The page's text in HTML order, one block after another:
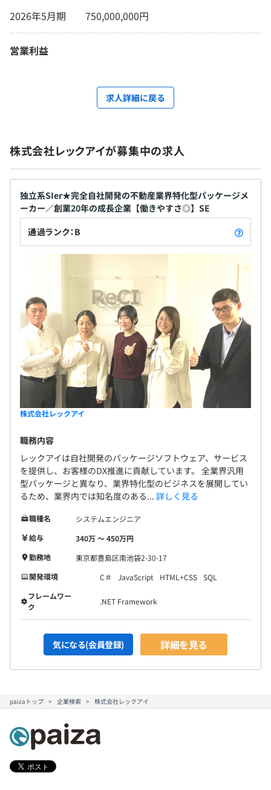
2026年5月期 750,000,000円
営業利益
求人詳細に戻る
株式会社レックアイが募集中の求人
独立系SIer★完全自社開発の不動産業界特化型パッケージメ
ーカー／創業20年の成長企業【働きやすさ◎】SE
通過ランク：B
株式会社レックアイ
職務内容
レックアイは自社開発のパッケージソフトウェア、サービス
を提供し、お客様のDX推進に貢献しています。 全業界汎用
型パッケージと異なり、業界特化型のビジネスを展開してい
るため、業界内では知名度のある... 詳しく見る
職種名
システムエンジニア
給与
340万 〜 450万円
勤務地
東京都豊島区南池袋2-30-17
開発環境
C＃ JavaScript HTML+CSS SQL
フレームワー
ク
.NET Framework
気になる(会員登録) 詳細を見る
paizaトップ 企業検索 株式会社レックアイ